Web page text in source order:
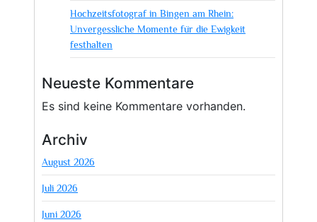
Hochzeitsfotograf in Bingen am Rhein:
Unvergessliche Momente für die Ewigkeit
festhalten
Neueste Kommentare
Es sind keine Kommentare vorhanden.
Archiv
August 2026
Juli 2026
Juni 2026